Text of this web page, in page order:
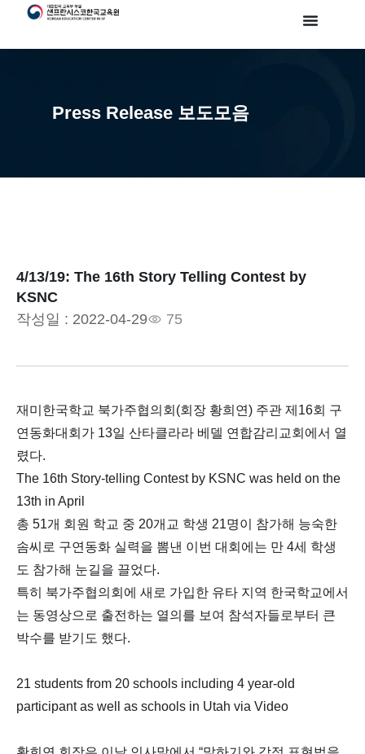
Press Release 보도모음
4/13/19: The 16th Story Telling Contest by
KSNC
작성일 : 2022-04-29 75
재미한국학교 북가주협의회(회장 황희연) 주관 제16회 구
연동화대회가 13일 산타클라라 베델 연합감리교회에서 열
렸다.
The 16th Story-telling Contest by KSNC was held on the
13th in April
총 51개 회원 학교 중 20개교 학생 21명이 참가해 능숙한
솜씨로 구연동화 실력을 뽐낸 이번 대회에는 만 4세 학생
도 참가해 눈길을 끌었다.
특히 북가주협의회에 새로 가입한 유타 지역 한국학교에서
는 동영상으로 출전하는 열의를 보여 참석자들로부터 큰
박수를 받기도 했다.
21 students from 20 schools including 4 year-old
participant as well as schools in Utah via Video